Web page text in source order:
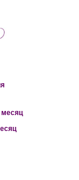
месяц